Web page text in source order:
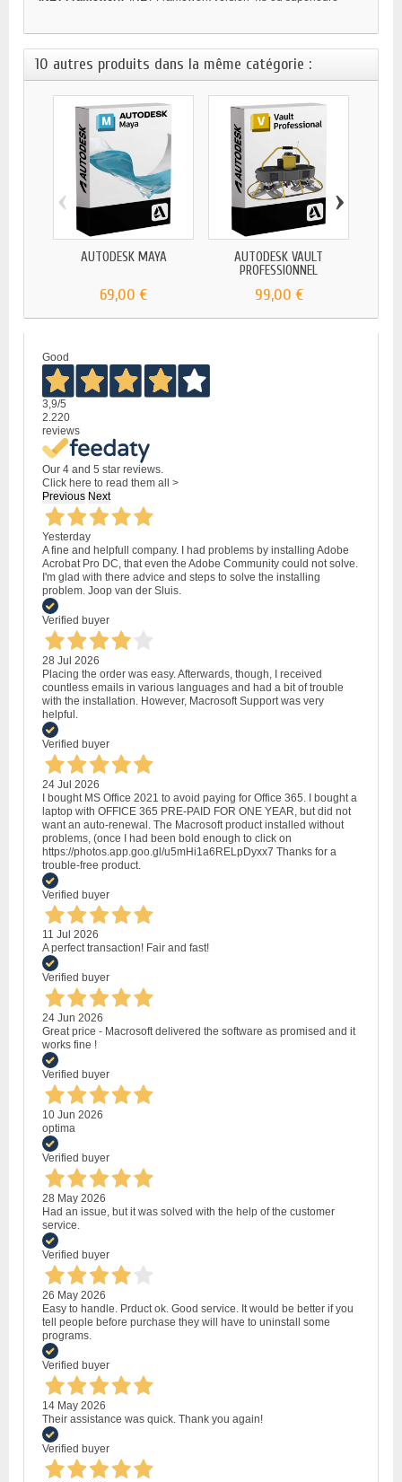
10 autres produits dans la même catégorie :
AUTODESK MAYA
69,00 €
AUTODESK VAULT
PROFESSIONNEL
99,00 €
‹ ›
Good
3,9/5
2.220
reviews
Our 4 and 5 star reviews.
Click here to read them all >
Previous Next
Yesterday
A fine and helpfull company. I had problems by installing Adobe
Acrobat Pro DC, that even the Adobe Community could not solve.
I'm glad with there advice and steps to solve the installing
problem. Joop van der Sluis.
Verified buyer
28 Jul 2026
Placing the order was easy. Afterwards, though, I received
countless emails in various languages and had a bit of trouble
with the installation. However, Macrosoft Support was very
helpful.
Verified buyer
24 Jul 2026
I bought MS Office 2021 to avoid paying for Office 365. I bought a
laptop with OFFICE 365 PRE-PAID FOR ONE YEAR, but did not
want an auto-renewal. The Macrosoft product installed without
problems, (once I had been bold enough to click on
https://photos.app.goo.gl/u5mHi1a6RELpDyxx7 Thanks for a
trouble-free product.
Verified buyer
11 Jul 2026
A perfect transaction! Fair and fast!
Verified buyer
24 Jun 2026
Great price - Macrosoft delivered the software as promised and it
works fine !
Verified buyer
10 Jun 2026
optima
Verified buyer
28 May 2026
Had an issue, but it was solved with the help of the customer
service.
Verified buyer
26 May 2026
Easy to handle. Prduct ok. Good service. It would be better if you
tell people before purchase they will have to uninstall some
programs.
Verified buyer
14 May 2026
Their assistance was quick. Thank you again!
Verified buyer